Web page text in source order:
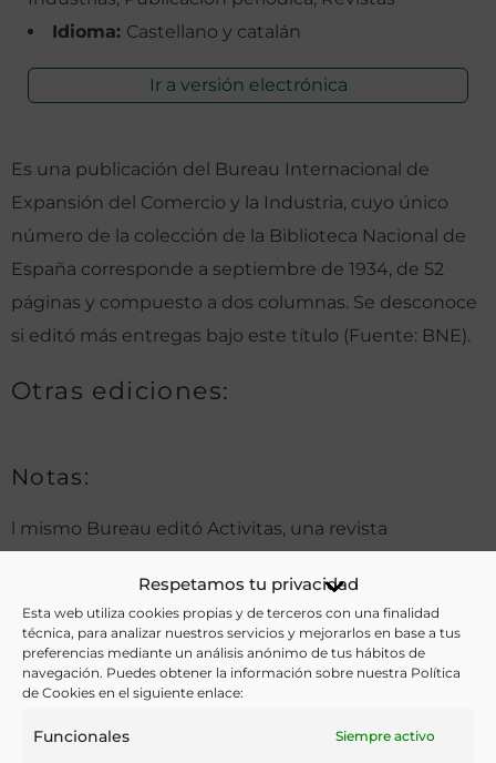
Respetamos tu privacidad
Esta web utiliza cookies propias y de terceros con una finalidad
técnica, para analizar nuestros servicios y mejorarlos en base a tus
preferencias mediante un análisis anónimo de tus hábitos de
navegación. Puedes obtener la información sobre nuestra Política
de Cookies en el siguiente enlace:
Funcionales Siempre activo
Idioma: Castellano y catalán
Ir a versión electrónica
Es una publicación del Bureau Internacional de
Expansión del Comercio y la Industria, cuyo único
número de la colección de la Biblioteca Nacional de
España corresponde a septiembre de 1934, de 52
páginas y compuesto a dos columnas. Se desconoce
si editó más entregas bajo este título (Fuente: BNE).
Otras ediciones:
Notas:
l mismo Bureau editó Activitas, una revista
Feria Comercial de Gerona, y en 1934 publicó
asimismo Informaciones estadísticas ilustradas, de
280 páginas (Fuente: BNE).
Ver más libros de estas materias: